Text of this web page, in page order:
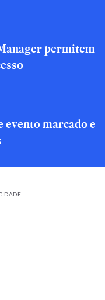
permitem
evento marcado e